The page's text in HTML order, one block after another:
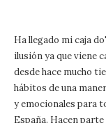
Ha llegado mi caja
ilusión ya que viene
desde hace mucho
hábitos de una
y emocionales para
España. Hacen